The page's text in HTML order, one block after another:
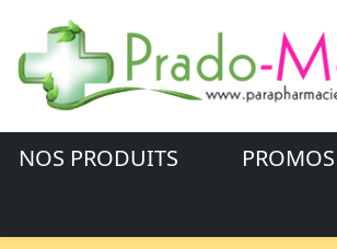
NOS PRODUITS PROMOS